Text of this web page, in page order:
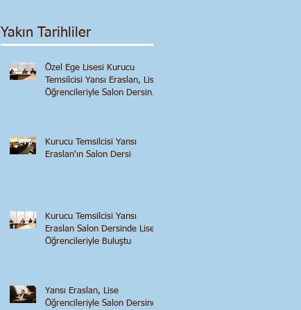
Yakın Tarihliler
Özel Ege Lisesi Kurucu
Temsilcisi Yansı Eraslan, Lise
Öğrencileriyle Salon Dersinde
Kurucu Temsilcisi Yansı
Eraslan'ın Salon Dersi
Kurucu Temsilcisi Yansı
Eraslan Salon Dersinde Lise
Öğrencileriyle Buluştu
Yansı Eraslan, Lise
Öğrencileriyle Salon Dersinde